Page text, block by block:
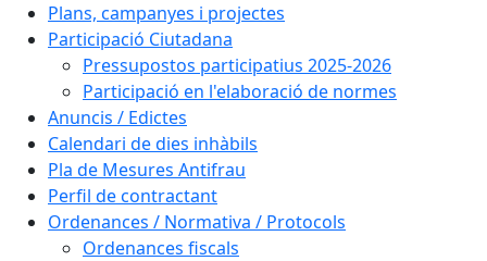
Plans, campanyes i projectes
Participació Ciutadana
Pressupostos participatius 2025-2026
Participació en l'elaboració de normes
Anuncis / Edictes
Calendari de dies inhàbils
Pla de Mesures Antifrau
Perfil de contractant
Ordenances / Normativa / Protocols
Ordenances fiscals